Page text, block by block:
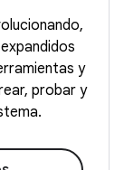
y
probar y